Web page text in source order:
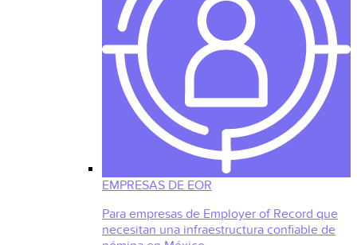
EMPRESAS DE EOR
Para empresas de Employer of Record que
necesitan una infraestructura confiable de